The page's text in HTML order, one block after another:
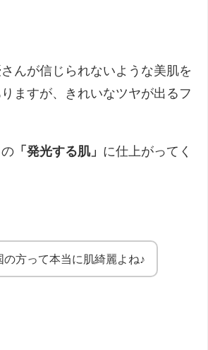
んが信じられないような美肌を
ますが、きれいなツヤが出るフ
「発光する肌」 に仕上がってく
の方って本当に肌綺麗よね♪